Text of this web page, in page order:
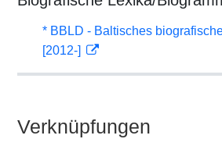
* BBLD - Baltisches
[2012-]
Verknüpfungen